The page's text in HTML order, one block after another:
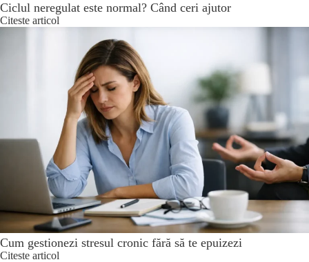
Ciclul neregulat este normal? Când ceri ajutor
Citeste articol
Cum gestionezi stresul cronic fără să te epuizezi
Citeste articol